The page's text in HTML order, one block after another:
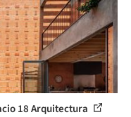
18 Arquitectura